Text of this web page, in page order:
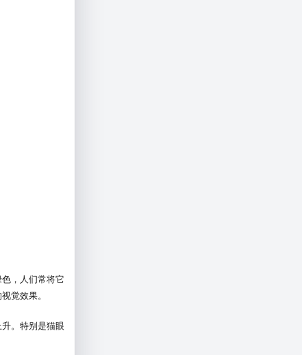
，人们常将它
觉效果。
。特别是猫眼